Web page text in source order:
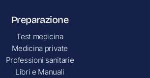
Preparazione
Test medicina
Medicina private
Professioni sanitarie
Libri e Manuali